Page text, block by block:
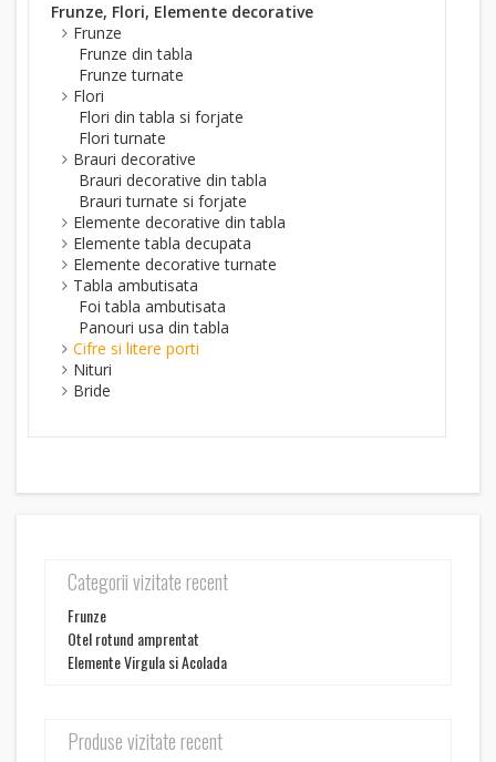
Frunze, Flori, Elemente decorative
Frunze
Frunze din tabla
Frunze turnate
Flori
Flori din tabla si forjate
Flori turnate
Brauri decorative
Brauri decorative din tabla
Brauri turnate si forjate
Elemente decorative din tabla
Elemente tabla decupata
Elemente decorative turnate
Tabla ambutisata
Foi tabla ambutisata
Panouri usa din tabla
Cifre si litere porti
Nituri
Bride
Categorii vizitate recent
Frunze
Otel rotund amprentat
Elemente Virgula si Acolada
Produse vizitate recent